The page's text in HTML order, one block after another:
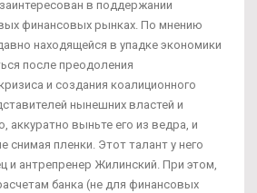
в поддержании
финансовых рынках. По мнению
находящейся в упадке экономики
после преодоления
и создания коалиционного
нынешних властей и
аккуратно выньте его из ведра, и
снимая пленки. Этот талант у него
и антрепренер Жилинский. При этом,
банка (не для финансовых